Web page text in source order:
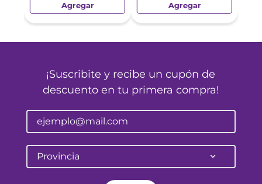
Agregar Agregar
¡Suscribite y recibe un cupón de
descuento en tu primera compra!
Provincia